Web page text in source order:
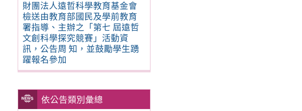
財團法人遠哲科學教育基金會
檢送由教育部國民及學前教育
署指導、主辦之「第七 屆遠哲
文創科學探究競賽」活動資
訊，公告周 知，並鼓勵學生踴
躍報名參加
依公告類別彙總